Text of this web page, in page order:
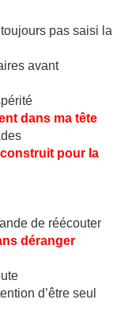
pas saisi la
avant
dans ma tête
pour la
de réécouter
déranger
d’être seul